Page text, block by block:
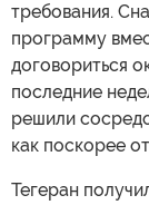
требования.
программу
договориться
последние
решили
как поскорее
Тегеран